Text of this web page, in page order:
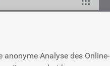
anonyme Analyse des Online-